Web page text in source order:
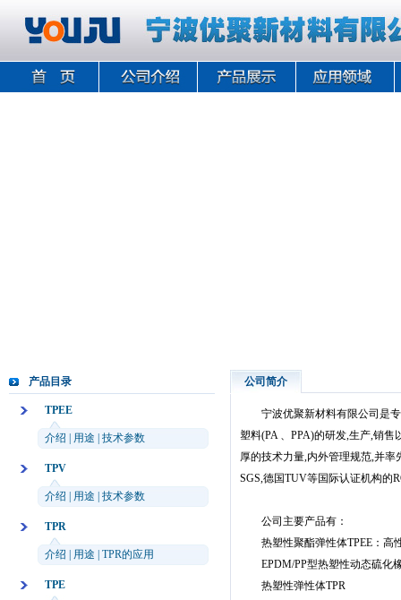
产品目录
TPEE
介绍 用途 技术参数
TPV
介绍 用途 技术参数
TPR
介绍 用途 TPR的应用
TPE
公司简介
宁波优聚新材料有限公司是
塑料(PA 、PPA)的研发,生产,销
厚的技术力量,内外管理规范,并率
SGS,德国TUV等国际认证机构的
公司主要产品有：
热塑性聚酯弹性体TPEE：高
EPDM/PP型热塑性动态硫化
热塑性弹性体TPR